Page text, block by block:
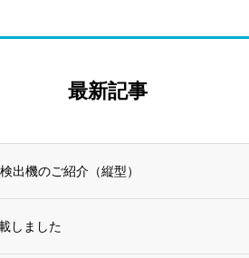
最新記事
出機のご紹介（縦型）
しました